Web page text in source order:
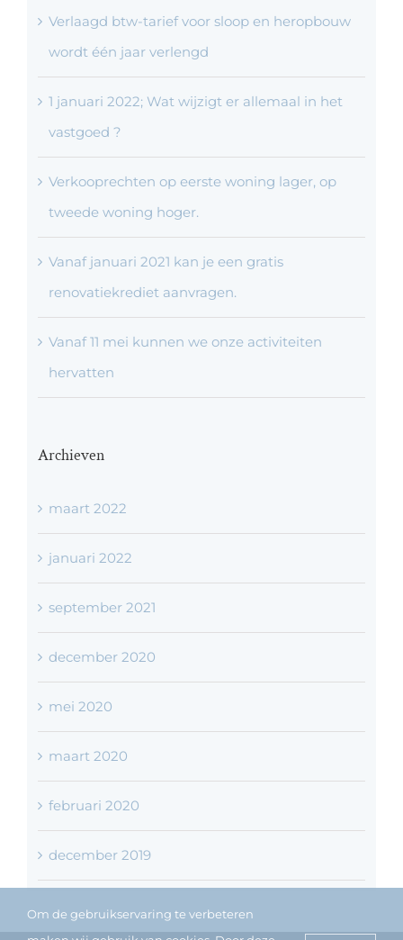
Verlaagd btw-tarief voor sloop en heropbouw
wordt één jaar verlengd
1 januari 2022; Wat wijzigt er allemaal in het
vastgoed ?
Verkooprechten op eerste woning lager, op
tweede woning hoger.
Vanaf januari 2021 kan je een gratis
renovatiekrediet aanvragen.
Vanaf 11 mei kunnen we onze activiteiten
hervatten
Archieven
maart 2022
januari 2022
september 2021
december 2020
mei 2020
maart 2020
februari 2020
december 2019
Om de gebruikservaring te verbeteren